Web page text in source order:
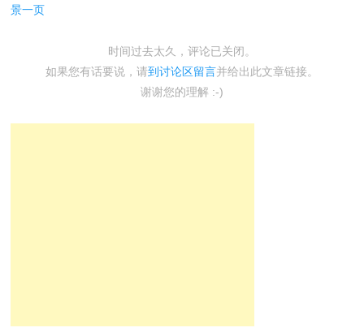
景一页
时间过去太久，评论已关闭。
如果您有话要说，请到讨论区留言并给出此文章链接。
谢谢您的理解 :-)